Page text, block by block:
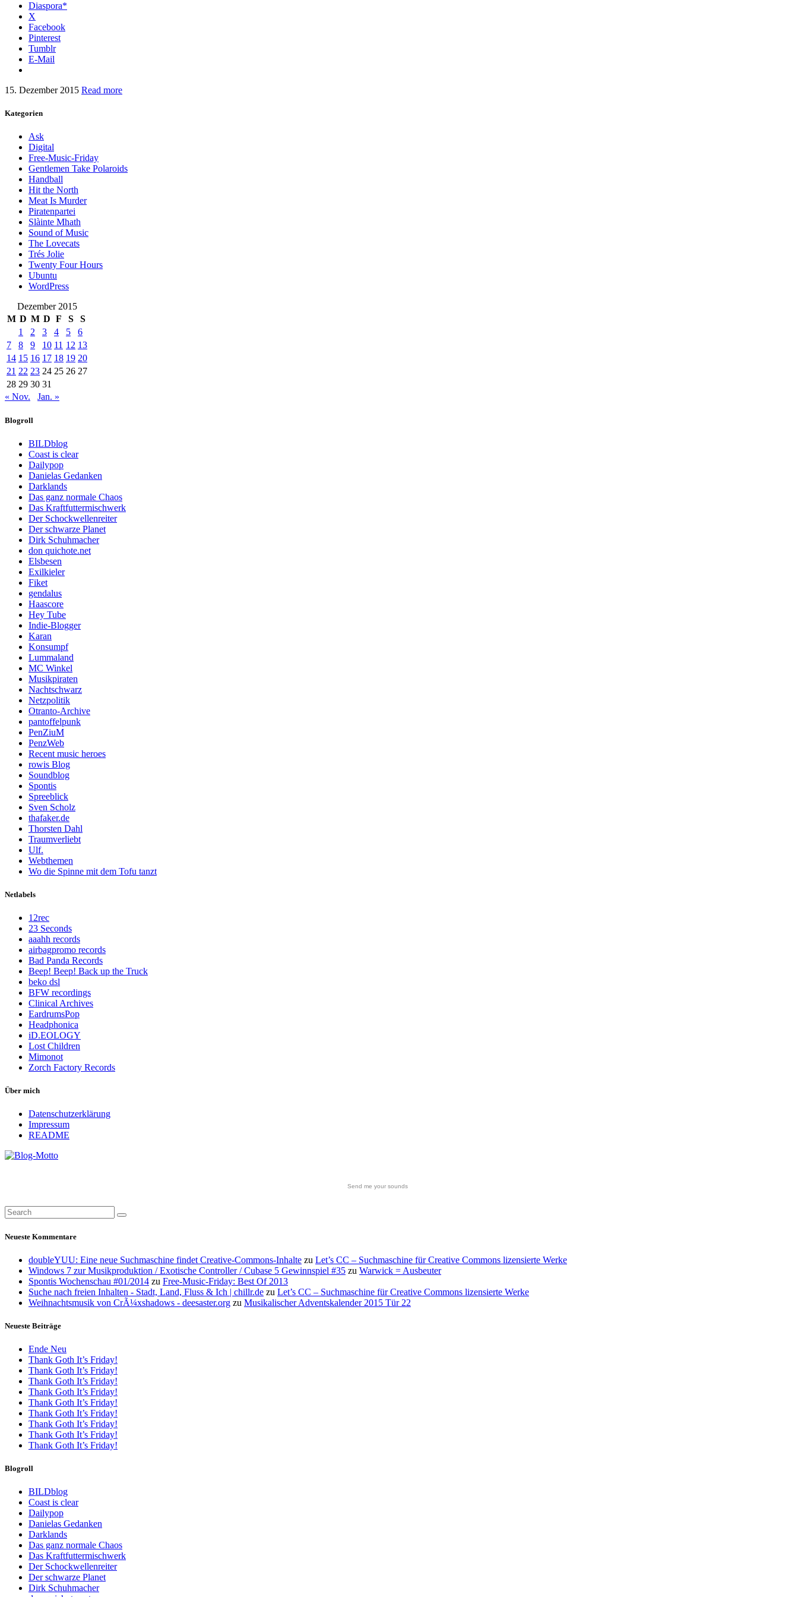
Diaspora*
X
Facebook
Pinterest
Tumblr
E-Mail
15. Dezember 2015 Read more
Kategorien
Ask
Digital
Free-Music-Friday
Gentlemen Take Polaroids
Handball
Hit the North
Meat Is Murder
Piratenpartei
Slàinte Mhath
Sound of Music
The Lovecats
Trés Jolie
Twenty Four Hours
Ubuntu
WordPress
Dezember 2015
M D M D F S
S
1
2 3 4 5
6
7
8 9 10 11 12 13
14 15 16 17 18 19 20
21 22 23 24 25 26 27
28 29 30 31
« Nov.
Jan. »
Blogroll
BILDblog
Coast is clear
Dailypop
Danielas Gedanken
Darklands
Das ganz normale Chaos
Das Kraftfuttermischwerk
Der Schockwellenreiter
Der schwarze Planet
Dirk Schuhmacher
don quichote.net
Elsbesen
Exilkieler
Fiket
gendalus
Haascore
Hey Tube
Indie-Blogger
Karan
Konsumpf
Lummaland
MC Winkel
Musikpiraten
Nachtschwarz
Netzpolitik
Otranto-Archive
pantoffelpunk
PenZiuM
PenzWeb
Recent music heroes
rowis Blog
Soundblog
Spontis
Spreeblick
Sven Scholz
thafaker.de
Thorsten Dahl
Traumverliebt
Ulf.
Webthemen
Wo die Spinne mit dem Tofu tanzt
Netlabels
12rec
23 Seconds
aaahh records
airbagpromo records
Bad Panda Records
Beep! Beep! Back up the Truck
beko dsl
BFW recordings
Clinical Archives
EardrumsPop
Headphonica
iD.EOLOGY
Lost Children
Mimonot
Zorch Factory Records
Über mich
Datenschutzerklärung
Impressum
README
Send me your sounds
Neueste Kommentare
doubleYUU: Eine neue Suchmaschine findet Creative-Commons-Inhalte zu Let’s CC – Suchmaschine für Creative Commons lizensierte Werke
Windows 7 zur Musikproduktion / Exotische Controller / Cubase 5 Gewinnspiel #35 zu Warwick = Ausbeuter
Spontis Wochenschau #01/2014 zu Free-Music-Friday: Best Of 2013
Suche nach freien Inhalten - Stadt, Land, Fluss & Ich | chillr.de zu Let’s CC – Suchmaschine für Creative Commons lizensierte Werke
Weihnachtsmusik von CrÃ¼xshadows - deesaster.org zu Musikalischer Adventskalender 2015 Tür 22
Neueste Beiträge
Ende Neu
Thank Goth It’s Friday!
Thank Goth It’s Friday!
Thank Goth It’s Friday!
Thank Goth It’s Friday!
Thank Goth It’s Friday!
Thank Goth It’s Friday!
Thank Goth It’s Friday!
Thank Goth It’s Friday!
Thank Goth It’s Friday!
Blogroll
BILDblog
Coast is clear
Dailypop
Danielas Gedanken
Darklands
Das ganz normale Chaos
Das Kraftfuttermischwerk
Der Schockwellenreiter
Der schwarze Planet
Dirk Schuhmacher